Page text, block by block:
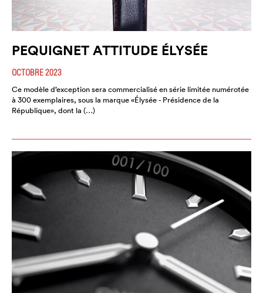
PEQUIGNET ATTITUDE ÉLYSÉE
OCTOBRE 2023
Ce modèle d’exception sera commercialisé en série limitée numérotée
à 300 exemplaires, sous la marque «Élysée - Présidence de la
République», dont la (…)